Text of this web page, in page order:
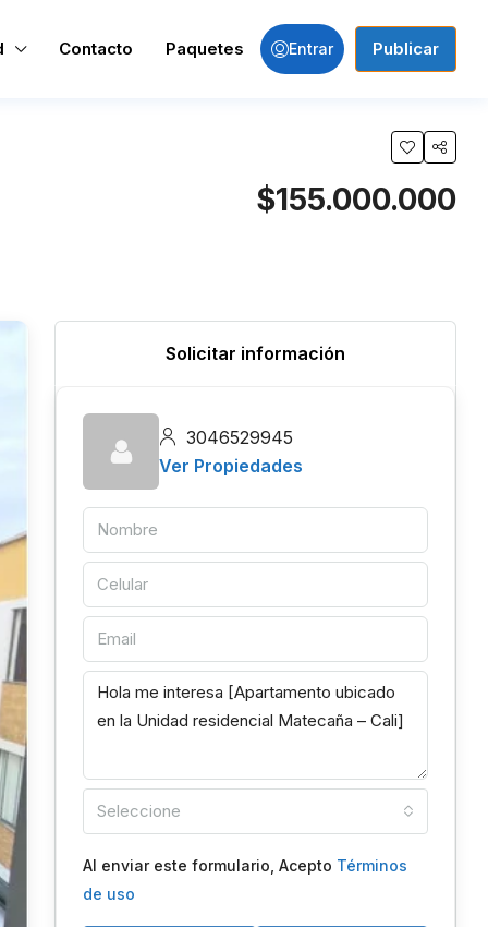
Contacto Paquetes Entrar Publicar
$155.000.000
Solicitar información
3046529945
Ver Propiedades
Seleccione
Al enviar este formulario, Acepto Términos
de uso